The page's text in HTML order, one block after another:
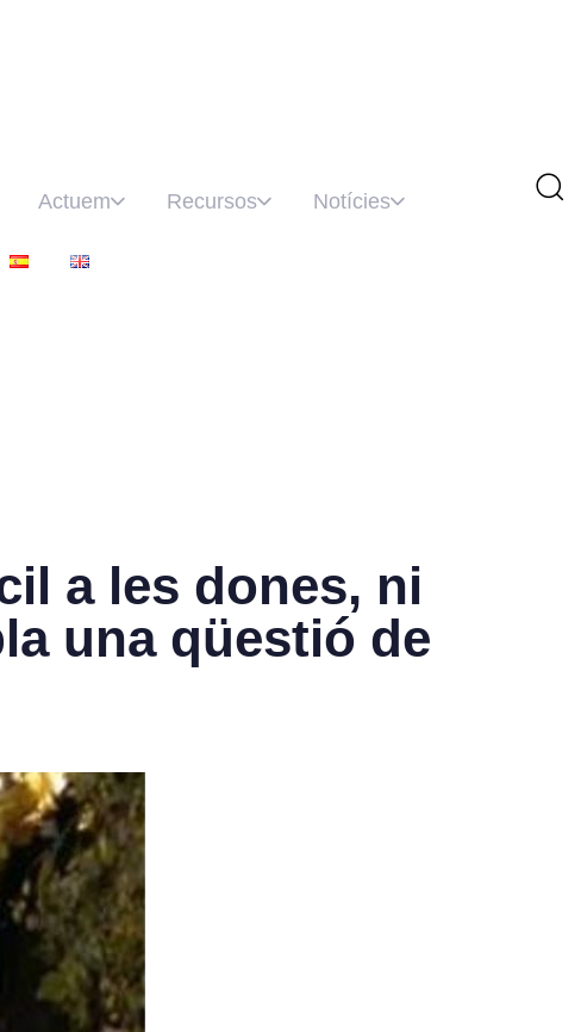
Actuem Recursos Notícies
a les dones, ni
una qüestió de